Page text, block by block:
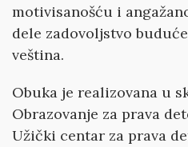
motivisanošću i
dele zadovoljstvo
veština.
Obuka je realizovana u
Obrazovanje za prava
Užički centar za prava